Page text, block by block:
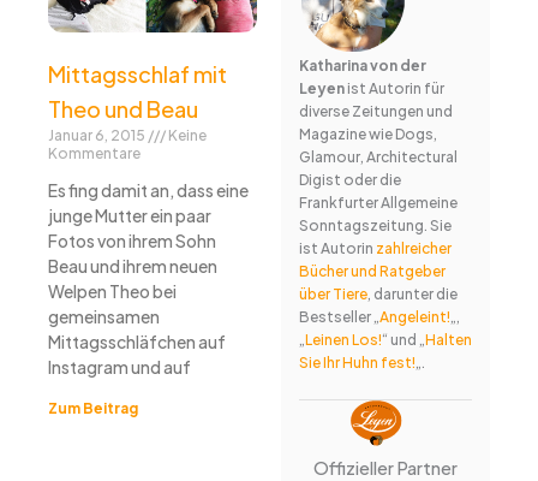
Mittagsschlaf mit
Theo und Beau
Januar 6, 2015
Keine
Kommentare
Es fing damit an, dass eine
junge Mutter ein paar
Fotos von ihrem Sohn
Beau und ihrem neuen
Welpen Theo bei
gemeinsamen
Mittagsschläfchen auf
Instagram und auf
Zum Beitrag
Katharina von der
Leyenist Autorin für
diverse Zeitungen und
Magazine wie Dogs,
Glamour, Architectural
Digist oder die
Frankfurter Allgemeine
Sonntagszeitung. Sie
ist Autorin zahlreicher
Bücher und Ratgeber
über Tiere, darunter die
Bestseller „ Angeleint!
Leinen Los!“ und „ Halten
Sie Ihr Huhn fest!
Offizieller Partner